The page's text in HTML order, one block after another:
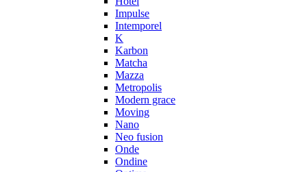
Impulse
Intemporel
K
Karbon
Matcha
Mazza
Metropolis
Modern grace
Moving
Nano
Neo fusion
Onde
Ondine